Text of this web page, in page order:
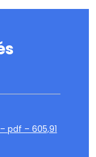
pdf – 605,91